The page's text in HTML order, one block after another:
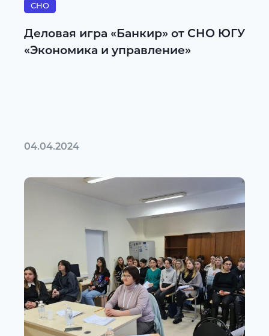
СНО
Деловая игра «Банкир» от СНО ЮГУ
«Экономика и управление»
04.04.2024